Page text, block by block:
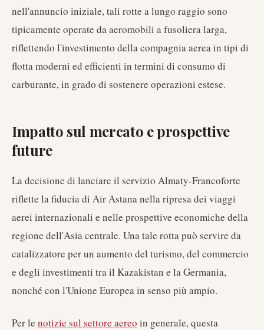
nell'annuncio iniziale, tali rotte a lungo raggio sono
tipicamente operate da aeromobili a fusoliera larga,
riflettendo l'investimento della compagnia aerea in tipi di
flotta moderni ed efficienti in termini di consumo di
carburante, in grado di sostenere operazioni estese.
Impatto sul mercato e prospettive
future
La decisione di lanciare il servizio Almaty-Francoforte
riflette la fiducia di Air Astana nella ripresa dei viaggi
aerei internazionali e nelle prospettive economiche della
regione dell'Asia centrale. Una tale rotta può servire da
catalizzatore per un aumento del turismo, del commercio
e degli investimenti tra il Kazakistan e la Germania,
nonché con l'Unione Europea in senso più ampio.
Per le notizie sul settore aereo in generale, questa